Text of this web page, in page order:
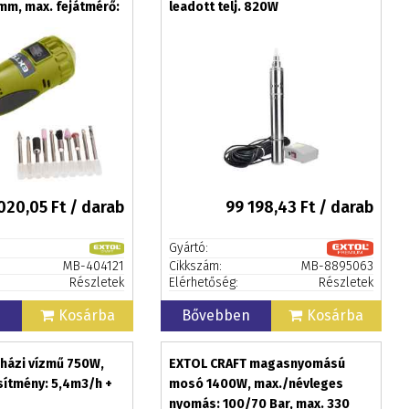
max. fejátmérő:
Ft / darab
MB-404121
Részletek
Kosárba
leadott telj. 820W
99 198,43 Ft / darab
Gyártó:
Cikkszám:
MB-8895063
Elérhetőség:
Részletek
Bővebben Kosárba
házi vízmű 750W,
5,4m3/h +
EXTOL CRAFT magasnyomású
mosó 1400W, max./névleges
nyomás: 100/70 Bar, max. 330